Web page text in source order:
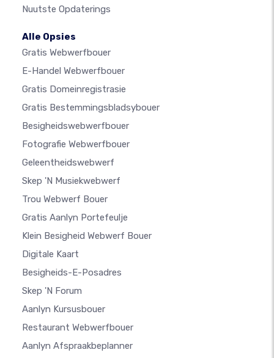
Nuutste Opdaterings
Alle Opsies
Gratis Webwerfbouer
E-Handel Webwerfbouer
Gratis Domeinregistrasie
Gratis Bestemmingsbladsybouer
Besigheidswebwerfbouer
Fotografie Webwerfbouer
Geleentheidswebwerf
Skep 'n Musiekwebwerf
Trou Webwerf Bouer
Gratis Aanlyn Portefeulje
Klein Besigheid Webwerf Bouer
Digitale Kaart
Besigheids-E-Posadres
Skep 'n Forum
Aanlyn Kursusbouer
Restaurant Webwerfbouer
Aanlyn Afspraakbeplanner